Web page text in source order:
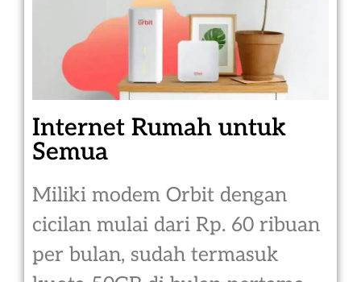
Internet Rumah untuk
Semua
Miliki modem Orbit dengan
cicilan mulai dari Rp. 60 ribuan
per bulan, sudah termasuk